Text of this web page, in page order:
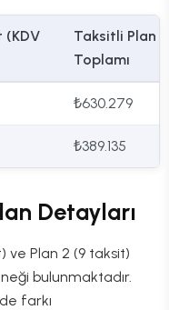
(KDV
Taksitli Plan 1
Toplamı
₺630.279
₺389.135
Detayları
ve Plan 2 (9 taksit)
bulunmaktadır.
farkı